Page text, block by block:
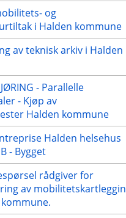
og
i Halden kommune
av teknisk arkiv i Halden
- Parallelle
- Kjøp av
Halden kommune
Halden helsehus
- Bygget
rådgiver for
av